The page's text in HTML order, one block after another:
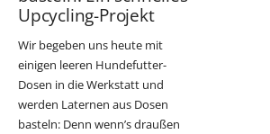
Upcycling-Projekt
Wir begeben uns heute mit
einigen leeren Hundefutter-
Dosen in die Werkstatt und
werden Laternen aus Dosen
basteln: Denn wenn’s draußen